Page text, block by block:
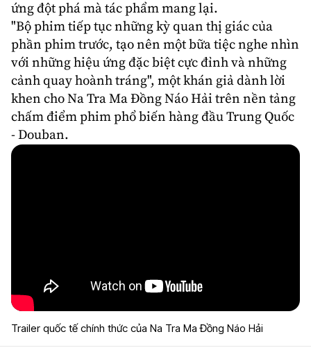
ứng đột phá mà tác phẩm mang lại.
"Bộ phim tiếp tục những kỳ quan thị giác của
phần phim trước, tạo nên một bữa tiệc nghe nhìn
với những hiệu ứng đặc biệt cực đỉnh và những
cảnh quay hoành tráng", một khán giả dành lời
khen cho Na Tra Ma Đồng Náo Hải trên nền tảng
chấm điểm phim phổ biến hàng đầu Trung Quốc
- Douban.
Trailer quốc tế chính thức của Na Tra Ma Đồng Náo Hải